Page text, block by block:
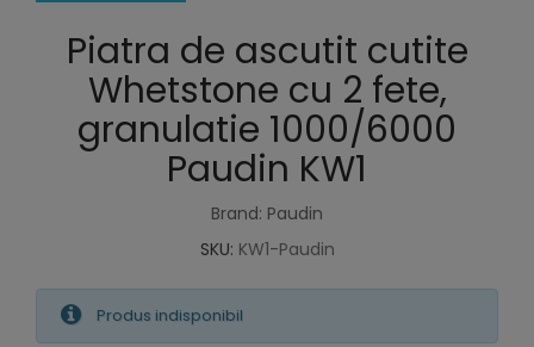
Piatra de ascutit cutite
Whetstone cu 2 fete,
granulatie 1000/6000
Paudin KW1
Brand: Paudin
SKU: KW1-Paudin
Produs indisponibil